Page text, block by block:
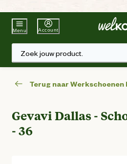
Beste
Menu Account
Zoek jouw product.
Terug naar Werkschoenen
Gevavi Dallas -
- 36